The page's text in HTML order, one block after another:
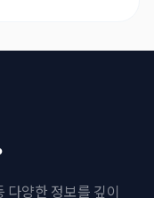
다양한 정보를 깊이